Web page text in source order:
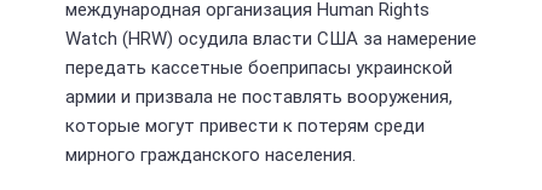
международная организация Human Rights
Watch (HRW) осудила власти США за намерение
передать кассетные боеприпасы украинской
армии и призвала не поставлять вооружения,
которые могут привести к потерям среди
мирного гражданского населения.